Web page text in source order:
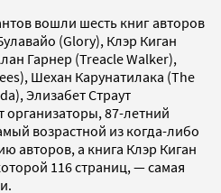
вошли шесть книг авторов
(Glory), Клэр Киган
Гарнер (Treacle Walker),
Шехан Карунатилака (The
Элизабет Страут
организаторы, 87-летний
возрастной из когда-либо
авторов, а книга Клэр Киган
116 страниц, — самая